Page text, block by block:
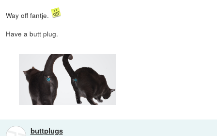
Way off fantje.
Have a butt plug.
buttplugs